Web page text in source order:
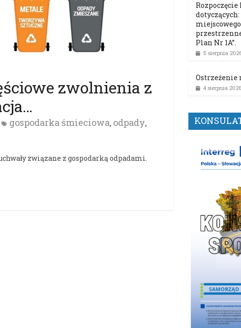
zwolnienia z
gospodarka śmieciowa, odpady,
związane z gospodarką odpadami.
Plan Nr 1A”.
5 sierpnia
Ostrzeżenie
4 sierpnia 2026